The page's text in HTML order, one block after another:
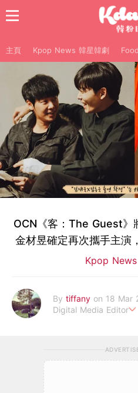
主頁 Kpop News 韓星韓劇
OCN《客：The Guest》
金材昱確定再次攜手主
Kpop
By tiffany on 18 Mar
Digital Media Editor